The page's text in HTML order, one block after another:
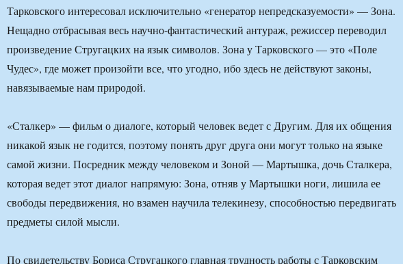
Тарковского интересовал исключительно «генератор непредсказуемости» — Зона.
Нещадно отбрасывая весь научно-фантастический антураж, режиссер переводил
произведение Стругацких на язык символов. Зона у Тарковского — это «Поле
Чудес», где может произойти все, что угодно, ибо здесь не действуют законы,
навязываемые нам природой.
«Сталкер» — фильм о диалоге, который человек ведет с Другим. Для их общения
никакой язык не годится, поэтому понять друг друга они могут только на языке
самой жизни. Посредник между человеком и Зоной — Мартышка, дочь Сталкера,
которая ведет этот диалог напрямую: Зона, отняв у Мартышки ноги, лишила ее
свободы передвижения, но взамен научила телекинезу, способностью передвигать
предметы силой мысли.
По свидетельству Бориса Стругацкого главная трудность работы с Тарковским